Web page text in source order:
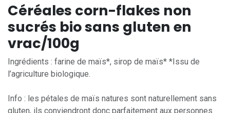
Céréales corn-flakes non
sucrés bio sans gluten en
vrac/100g
Ingrédients : farine de maïs*, sirop de maïs* *Issu de
l’agriculture biologique.
Info : les pétales de maïs natures sont naturellement sans
gluten, ils conviendront donc parfaitement aux personnes